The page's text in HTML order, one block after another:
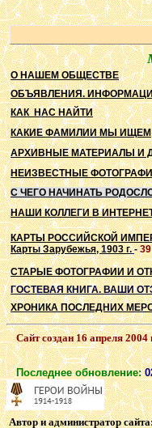
О НАШЕМ ОБЩЕСТВЕ
ОБЪЯВЛЕНИЯ.
КАК НАС НАЙТИ
КАКИЕ ФАМИЛИИ МЫ ИЩЕМ
АРХИВНЫЕ МАТЕРИАЛЫ И
НЕИЗВЕСТНЫЕ
С ЧЕГО НАЧИНАТЬ
НАШИ КОЛЛЕГИ В
КАРТЫ РОССИЙСКОЙ
Карты Зарубежья, 1903 г. -
СТАРЫЕ ФОТОГРАФИИ И
ГОСТЕВАЯ КНИГА. ВАШИ
ХРОНИКА ПОСЛЕДНИХ
Сайт создан 16 апреля 2004
Последнее обновление:
Автор и администратор